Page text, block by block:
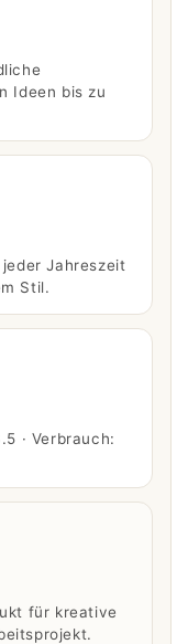
Ideen bis zu
Jahreszeit
Stil.
· Verbrauch:
für kreative